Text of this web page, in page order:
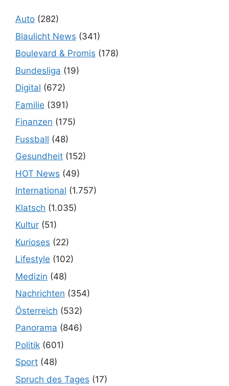
Auto (282)
Blaulicht News (341)
Boulevard & Promis (178)
Bundesliga (19)
Digital (672)
Familie (391)
Finanzen (175)
Fussball (48)
Gesundheit (152)
HOT News (49)
International (1.757)
Klatsch (1.035)
Kultur (51)
Kurioses (22)
Lifestyle (102)
Medizin (48)
Nachrichten (354)
Österreich (532)
Panorama (846)
Politik (601)
Sport (48)
Spruch des Tages (17)